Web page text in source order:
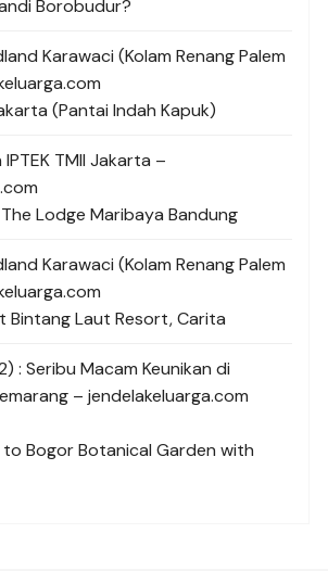
Borobudur?
Karawaci (Kolam Renang Palem
(Pantai Indah Kapuk)
TMII Jakarta –
Lodge Maribaya Bandung
Karawaci (Kolam Renang Palem
Bintang Laut Resort, Carita
: Seribu Macam Keunikan di
– jendelakeluarga.com
Bogor Botanical Garden with